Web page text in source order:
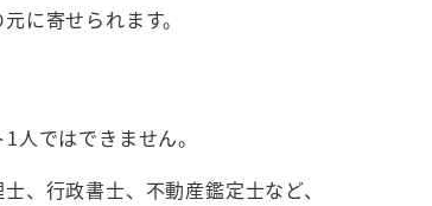
に寄せられます。
人ではできません。
、行政書士、不動産鑑定士など、